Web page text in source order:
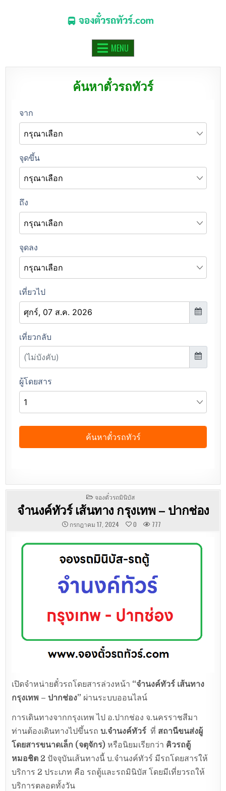
จองตั๋วรถทัวร์.COM
MENU
ค้นหาตั๋วรถทัวร์
POSTED
IN
จองตั๋วรถมินิบัส
จำนงค์ทัวร์ เส้นทาง กรุงเทพ – ปากช่อง
กรกฎาคม 17, 2024 0 777
เปิดจำหน่ายตั๋วรถโดยสารล่วงหน้า “จำนงค์ทัวร์ เส้นทาง
กรุงเทพ – ปากช่อง” ผ่านระบบออนไลน์
การเดินทางจากกรุงเทพ ไป อ.ปากช่อง จ.นครราชสีมา
ท่านต้องเดินทางไปขึ้นรถบ.จำนงค์ทัวร์ ที่ สถานีขนส่งผู้
โดยสารขนาดเล็ก (จตุจักร) หรือนิยมเรียกว่า คิวรถตู้
หมอชิต 2 ปัจจุบันเส้นทางนี้ บ.จำนงค์ทัวร์ มีรถโดยสารให้
บริการ 2 ประเภท คือ รถตู้และรถมินิบัส โดยมีเที่ยวรถให้
บริการตลอดทั้งวัน